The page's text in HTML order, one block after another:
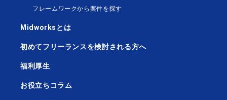
フレームワークから案件を探す
Midworksとは
初めてフリーランスを検討される方へ
福利厚生
お役立ちコラム